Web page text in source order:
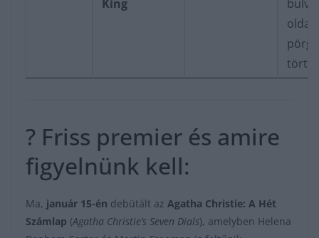
King
? Friss premier és amire
figyelnünk kell:
Ma, január 15-én debütált az Agatha Christie: A Hét
Számlap (Agatha Christie’s Seven Dials), amelyben Helena